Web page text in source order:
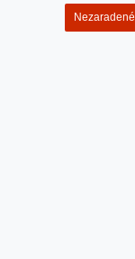
Nezaradené